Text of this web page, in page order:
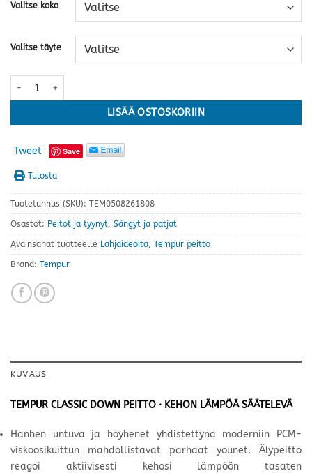
Valitse koko
Valitse täyte
Tempur Classic Down peitto · kaksi kokoa ja painoa määrä
LISÄÄ OSTOSKORIIN
Tweet Save
Tulosta
Tuotetunnus (SKU): TEM0508261808
Osastot: Peitot ja tyynyt, Sängyt ja patjat
Avainsanat tuotteelle Lahjaideoita, Tempur peitto
Brand: Tempur
KUVAUS
TEMPUR CLASSIC DOWN PEITTO · KEHON LÄMPÖÄ SÄÄTELEVÄ
Hanhen untuva ja höyhenet yhdistettynä moderniin PCM-
viskoosikuittun mahdollistavat parhaat yöunet. Älypeitto
reagoi aktiivisesti kehosi lämpöön tasaten